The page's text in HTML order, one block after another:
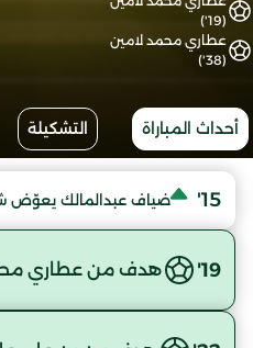
(19')
عطاري محمد لامين
(38')
أحداث المباراة التشكيلة
15' ضياف عبدالمالك يعوّض
19' هدف من عطاري محمد